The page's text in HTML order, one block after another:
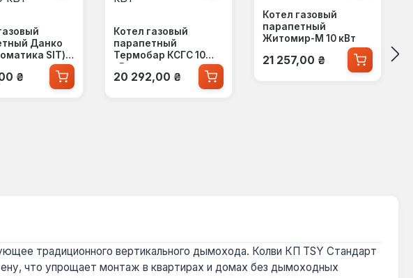
Данко
SIT)
цена:
₴
Котел газовый
парапетный
Термобар КСГС 10
кВт
Обычная цена:
20 292,00 ₴
Котел газовый
парапетный
Житомир-М 10 кВт
Обычная цена:
21 257,00 ₴
традиционного вертикального дымохода. Колви КП TSY Стандарт
что упрощает монтаж в квартирах и домах без дымоходных